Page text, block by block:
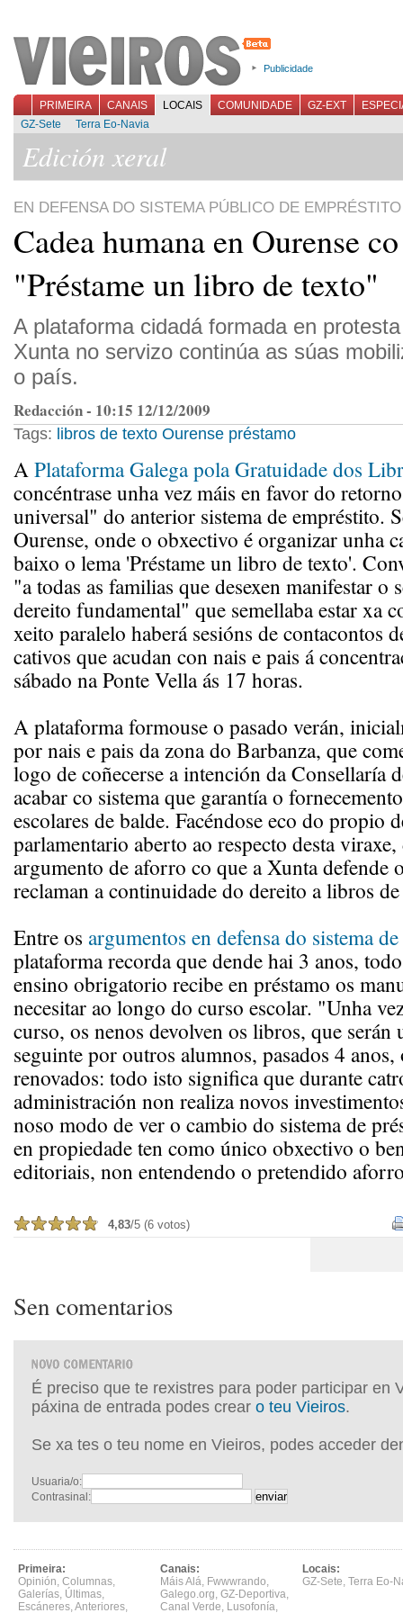
Publicidade
PRIMEIRA CANAIS LOCAIS COMUNIDADE GZ-EXT
GZ-Sete
Terra Eo-Navia
Edición xeral
EN DEFENSA DO SISTEMA PÚBLICO DE EMPRÉSTITO
Cadea humana en Ourense
"Préstame un libro de texto"
A plataforma cidadá formada en
Xunta no servizo continúa as súas
o país.
Redacción - 10:15 12/12/2009
Tags: libros de texto Ourense préstamo
APlataforma Galega pola Gratuidade dos
concéntrase unha vez máis en favor do
universal" do anterior sistema de empréstito.
Ourense, onde o obxectivo é organizar unha
baixo o lema 'Préstame un libro de texto'.
"a todas as familias que desexen manifestar o
dereito fundamental" que semellaba estar xa
xeito paralelo haberá sesións de contacontos
cativos que acudan con nais e pais á
sábado na Ponte Vella ás 17 horas.
A plataforma formouse o pasado verán,
por nais e pais da zona do Barbanza, que
logo de coñecerse a intención da Consellaría
acabar co sistema que garantía o
escolares de balde. Facéndose eco do propio
parlamentario aberto ao respecto desta
argumento de aforro co que a Xunta defende
reclaman a continuidade do dereito a libros
Entre os argumentos en defensa do sistema
plataforma recorda que dende hai 3 anos,
ensino obrigatorio recibe en préstamo os
necesitar ao longo do curso escolar. "Unha
curso, os nenos devolven os libros, que serán
seguinte por outros alumnos, pasados 4
renovados: todo isto significa que durante
administración non realiza novos
noso modo de ver o cambio do sistema de
en propiedade ten como único obxectivo o
editoriais, non entendendo o pretendido
4,83/5 (6 votos)
Sen comentarios
É preciso que te rexistres para poder participar en
páxina de entrada podes crear o teu Vieiros.
Se xa tes o teu nome en Vieiros, podes acceder
Usuaria/o:
Contrasinal:
Primeira:
Opinión, Columnas,
Galerías, Últimas,
Escáneres,Anteriores,
Canais:
Máis Alá, Fwwwrando,
Galego.org, GZ-Deportiva,
Canal Verde, Lusofonía,
Locais:
GZ-Sete, Terra Eo-